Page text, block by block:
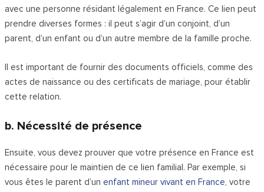
avec une personne résidant légalement en France. Ce lien peut
prendre diverses formes : il peut s’agir d’un conjoint, d’un
parent, d’un enfant ou d’un autre membre de la famille proche.
Il est important de fournir des documents officiels, comme des
actes de naissance ou des certificats de mariage, pour établir
cette relation.
b. Nécessité de présence
Ensuite, vous devez prouver que votre présence en France est
nécessaire pour le maintien de ce lien familial. Par exemple, si
vous êtes le parent d’unenfant mineur vivant en France, votre